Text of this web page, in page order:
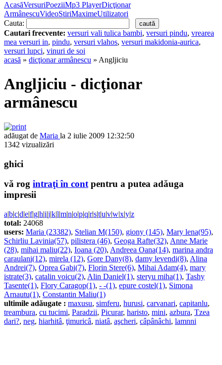
AcasăVersuriPoeziiMp3 PlayerDicţionar
ArmânescuVideoStiriMaximeUtilizatori
Cauta:
Cautari frecvente: versuri vali tulica bambi, versuri pindu, vrearea
mea versuri in, pindu, versuri vlahos, versuri makidonia-aurica,
versuri lupci, vinuri de soi
acasă » dicţionar armânescu » Angljiciu
Angljiciu - dicţionar
armânescu
adăugat de Maria la 2 iulie 2009 12:32:50
1342 vizualizări
ghici
vă rog intraţi în contpentru a putea adăuga
impresii
a|b|c|d|e|f|g|h|i|j|k|l|m|n|o|p|q|r|s|t|u|v|w|x|y|z
total: 24068
users: Maria (23382), Stelian M(150), giony (145), Mary lena(95),
Schirliu Lavinia(57), pilistera (46), Geoga Rafte(32), Anne Marie
(28), mihai maliu(22), Ioana (20), Andreea Oana(14), marina andra
caraulani(12), mirela (12), Gore Dany(8), damy levendi(8), Alina
Andrei(7), Oprea Gabi(7), Florin Stere(6), Mihai Adam(4), mary
istrate(3), catalin voicu(2), Alin Daniel(1), steryu miha(1), Tashy
Tasente(1), Flory Caragop(1), - -(1), epure costel(1), Simona
Arnautu(1), Constantin Maliu(1)
ultimile adăugate : maxusu, simferu, hurusi, carvanari, capitanlu,
treambura, cu tucimi, Paradzii, Picurar, haristo, mini, azbura, Tzea
dari?, neg, hiarhitâ, ţimuricâ, niatâ, aşcheri, câpânâchi, lamnni